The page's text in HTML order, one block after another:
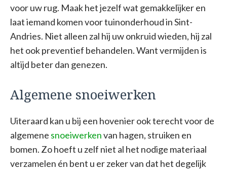
voor uw rug. Maak het jezelf wat gemakkelijker en
laat iemand komen voor tuinonderhoud in Sint-
Andries. Niet alleen zal hij uw onkruid wieden, hij zal
het ook preventief behandelen. Want vermijden is
altijd beter dan genezen.
Algemene snoeiwerken
Uiteraard kan u bij een hovenier ook terecht voor de
algemene snoeiwerkenvan hagen, struiken en
bomen. Zo hoeft u zelf niet al het nodige materiaal
verzamelen én bent u er zeker van dat het degelijk